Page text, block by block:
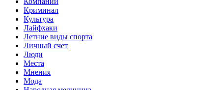
Криминал
Культура
Лайфхаки
Летние виды спорта
Личный счет
Люди
Места
Мнения
Мода